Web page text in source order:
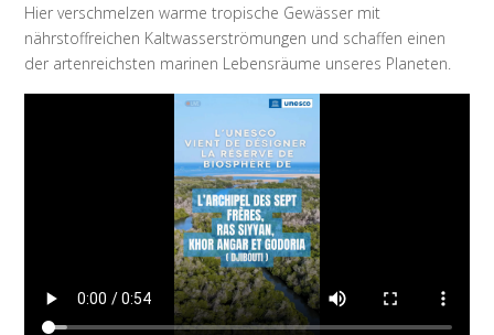
Hier verschmelzen warme tropische Gewässer mit
nährstoffreichen Kaltwasserströmungen und schaffen einen
der artenreichsten marinen Lebensräume unseres Planeten.